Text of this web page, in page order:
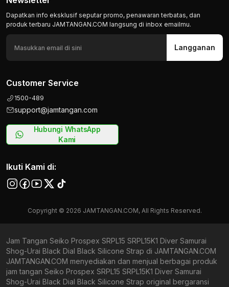
Dapatkan info eksklusif seputar promo, penawaran terbatas, dan
produk terbaru JAMTANGAN.COM langsung di inbox emailmu.
Langganan
Customer Service
1500-489
support@jamtangan.com
Hubungi WhatsApp
Kami
Ikuti Kami di:
Copyright © 2026 JAMTANGAN.COM, All Rights Reserved.
Jam Tangan Seiko Prospex SRPL15 SRPL15K1 Diver Samurai
Shog-Urai Black Dial Black Silicone Strap di JAMTANGAN.COM
JAMTANGAN.COM menyediakan dan menjual berbagai produk
jam tangan Seiko Prospex SRPL15 SRPL15K1 Diver Samurai
Shog-Urai Black Dial Black Silicone Strap original bergaransi